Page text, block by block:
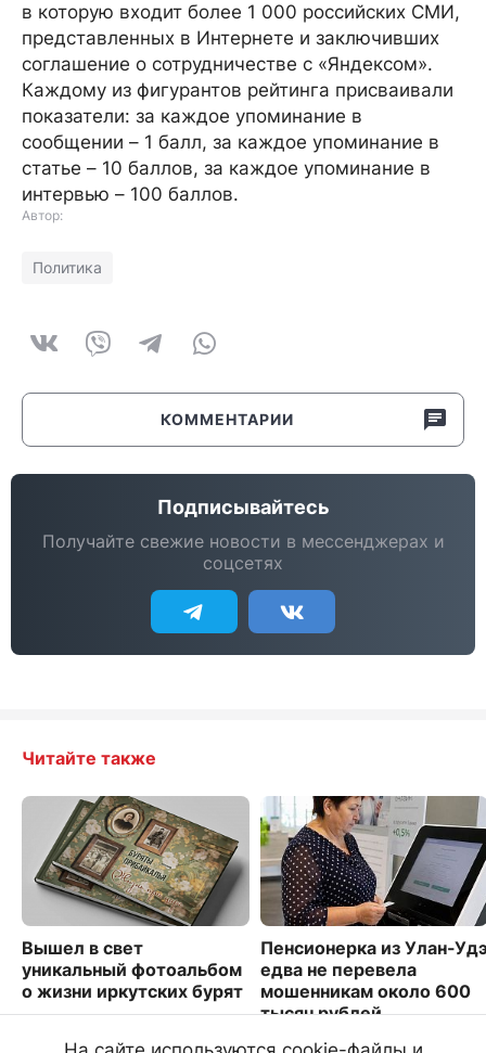
в которую входит более 1 000 российских СМИ,
представленных в Интернете и заключивших
соглашение о сотрудничестве с «Яндексом».
Каждому из фигурантов рейтинга присваивали
показатели: за каждое упоминание в
сообщении – 1 балл, за каждое упоминание в
статье – 10 баллов, за каждое упоминание в
интервью – 100 баллов.
Автор:
Политика
КОММЕНТАРИИ
Подписывайтесь
Получайте свежие новости в мессенджерах и
соцсетях
Читайте также
Вышел в свет
уникальный фотоальбом
о жизни иркутских бурят
Пенсионерка из Улан-
едва не перевела
мошенникам около 600
тысяч рублей
1764